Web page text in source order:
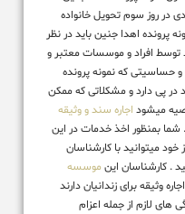
نامه آزادی در روز سوم تحویل خانواده
پرونده اهدا جنین باید در نظر
افراد و موسسات معتبر و
و حساسیتی که نمونه پرونده
در پی دارد و مشکلاتی که ممکن
میشود اجاره سند و وثیقه
بمنظور اخذ خدمات در این
خود میتوانید با کارشناسان
. کارشناسان این موسسه
وثیقه برای زندانیان دارند
لازم از جمله اعزام